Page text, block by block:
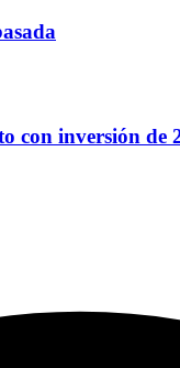
con inversión de